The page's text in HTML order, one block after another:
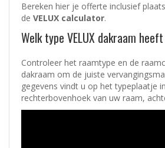
Bereken hier je offerte inclusief
de VELUX calculator.
Welk type VELUX dakraam
Controleer het raamtype en de
dakraam om de juiste
gegevens vindt u op het typeplaatje
rechterbovenhoek van uw raam,